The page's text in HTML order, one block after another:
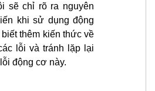
sẽ chỉ rõ ra nguyên
khi sử dụng động
thêm kiến thức về
lỗi và tránh lặp lại
động cơ này.